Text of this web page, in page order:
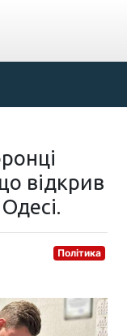
відкрив
Політика